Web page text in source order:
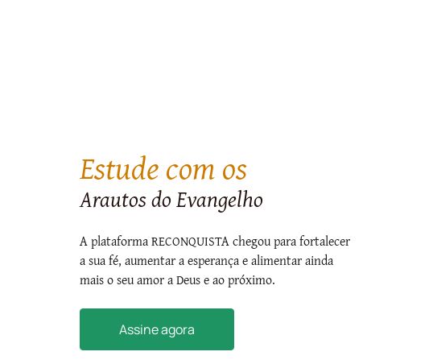
Estude com os
Arautos do Evangelho
A plataforma RECONQUISTA chegou para fortalecer
a sua fé, aumentar a esperança e alimentar ainda
mais o seu amor a Deus e ao próximo.
Assine agora